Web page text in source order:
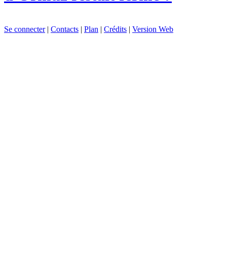
Se connecter| Contacts | Plan | Crédits | Version Web